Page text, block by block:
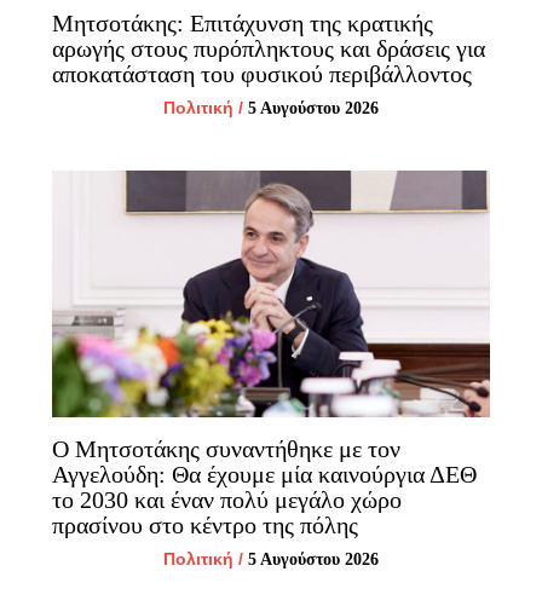
Μητσοτάκης: Επιτάχυνση της κρατικής
αρωγής στους πυρόπληκτους και δράσεις για
αποκατάσταση του φυσικού περιβάλλοντος
Πολιτική / 5 Αυγούστου 2026
Ο Μητσοτάκης συναντήθηκε με τον
Αγγελούδη: Θα έχουμε μία καινούργια ΔΕΘ
το 2030 και έναν πολύ μεγάλο χώρο
πρασίνου στο κέντρο της πόλης
Πολιτική / 5 Αυγούστου 2026